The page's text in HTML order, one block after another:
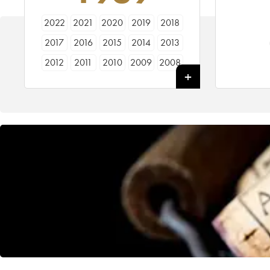
2022 2021 2020 2019
2018
2017
2016 2015 2014
2013
2012
2011 2010 2009
2008
1997
1996 1995 1994
1993
1989
1988
1984
1983
1980 1979
1978
1973
1969
1967
1962
1961
1960
1959 1958 1957
1956